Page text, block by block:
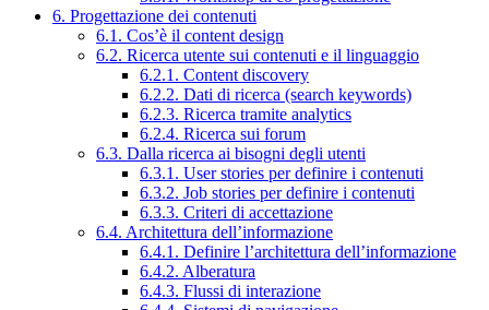
6. Progettazione dei contenuti
6.1. Cos’è il content design
6.2. Ricerca utente sui contenuti e il linguaggio
6.2.1. Content discovery
6.2.2. Dati di ricerca (search keywords)
6.2.3. Ricerca tramite analytics
6.2.4. Ricerca sui forum
6.3. Dalla ricerca ai bisogni degli utenti
6.3.1. User stories per definire i contenuti
6.3.2. Job stories per definire i contenuti
6.3.3. Criteri di accettazione
6.4. Architettura dell’informazione
6.4.1. Definire l’architettura dell’informazione
6.4.2. Alberatura
6.4.3. Flussi di interazione